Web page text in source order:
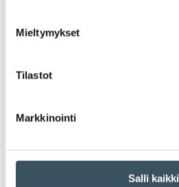
Mieltymykset
Tilastot
Markkinointi
Salli kaikki
Arkistot
2026